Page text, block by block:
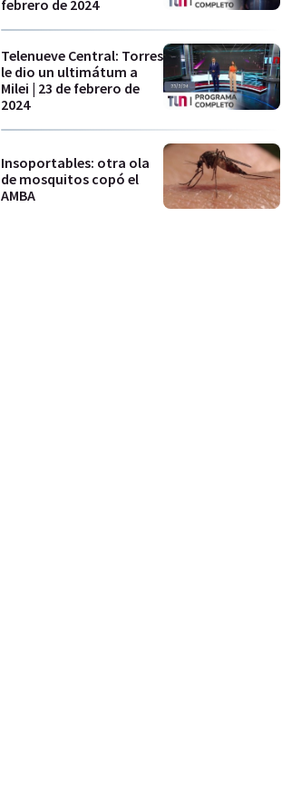
febrero de 2024
Telenueve Central: Torres
le dio un ultimátum a
Milei | 23 de febrero de
2024
Insoportables: otra ola
de mosquitos copó el
AMBA